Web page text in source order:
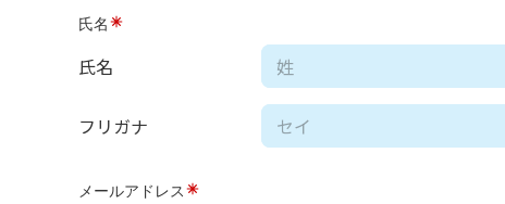
氏名
氏名
フリガナ
メールアドレス